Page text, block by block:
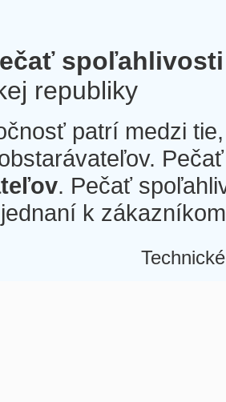
spoľahlivosti
republiky
patrí medzi
. Pečať
k